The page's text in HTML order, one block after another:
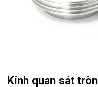
Kính quan sát tròn